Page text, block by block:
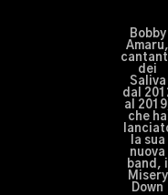
Bobby
Amaru,
dei
Saliva
dal
al
che ha
la sua
nuova
band, i
Misery
Down